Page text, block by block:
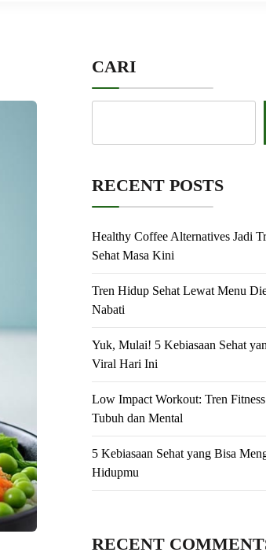
CARI
RECENT POSTS
Healthy Coffee Alternatives Jadi
Sehat Masa Kini
Tren Hidup Sehat Lewat Menu
Nabati
Yuk, Mulai! 5 Kebiasaan Sehat
Viral Hari Ini
Low Impact Workout: Tren
Tubuh dan Mental
5 Kebiasaan Sehat yang Bisa
Hidupmu
RECENT